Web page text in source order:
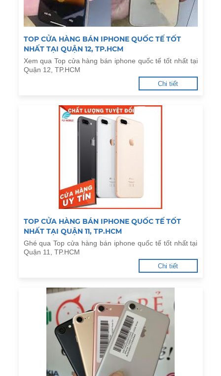
TOP CỬA HÀNG BÁN IPHONE QUỐC TẾ TỐT
NHẤT TẠI QUẬN 12, TP.HCM
Xem qua Top cửa hàng bán iphone quốc tế tốt nhất tại
Quận 12, TP.HCM
Chi tiết
TOP CỬA HÀNG BÁN IPHONE QUỐC TẾ TỐT
NHẤT TẠI QUẬN 11, TP.HCM
Ghé qua Top cửa hàng bán iphone quốc tế tốt nhất tại
Quận 11, TP.HCM
Chi tiết